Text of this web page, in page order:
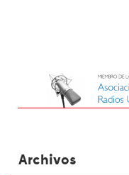
Archivos